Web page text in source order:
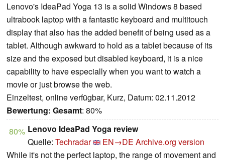
Lenovo's IdeaPad Yoga 13 is a solid Windows 8 based
ultrabook laptop with a fantastic keyboard and multitouch
display that also has the added benefit of being used as a
tablet. Although awkward to hold as a tablet because of its
size and the exposed but disabled keyboard, it is a nice
capability to have especially when you want to watch a
movie or just browse the web.
Einzeltest, online verfügbar, Kurz, Datum: 02.11.2012
Bewertung: Gesamt: 80%
80% Lenovo IdeaPad Yoga review
Quelle: Techradar EN→DE Archive.org version
While it's not the perfect laptop, the range of movement and